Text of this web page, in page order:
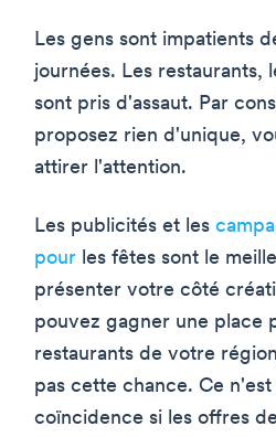
Les gens sont impatients
journées. Les restaurants,
sont pris d'assaut. Par
proposez rien d'unique,
attirer l'attention.
Les publicités et les
pour les fêtes sont le
présenter votre côté
pouvez gagner une place
restaurants de votre
pas cette chance. Ce n'est
coïncidence si les offres de